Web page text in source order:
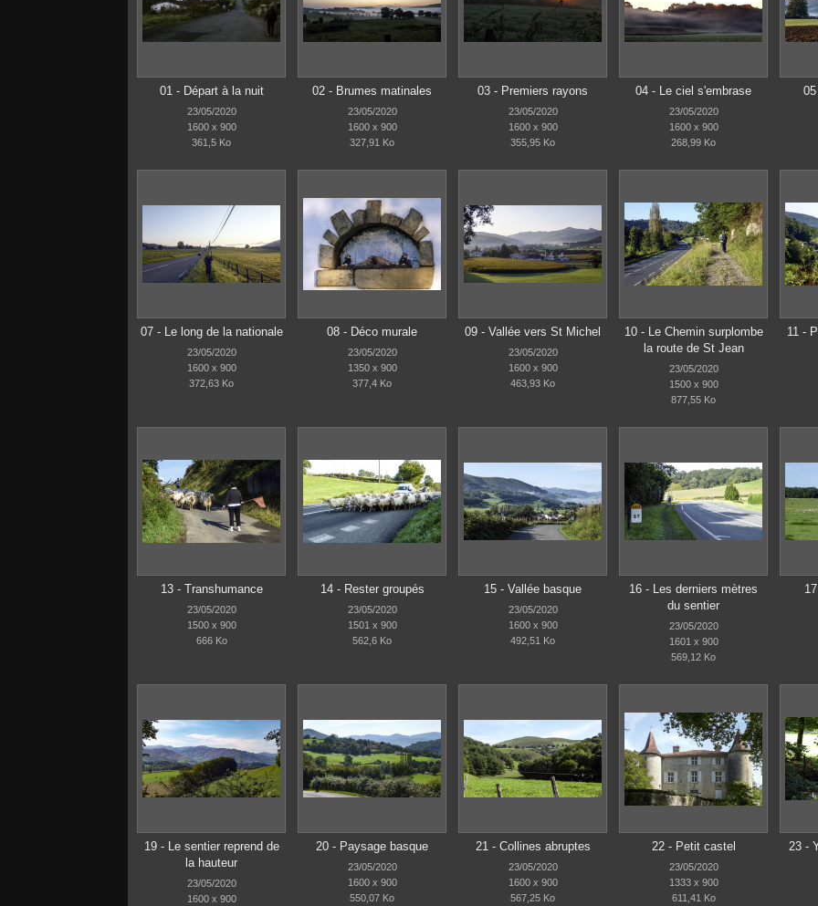
01 - Départ à la nuit
23/05/2020
1600 x 900
361,5 Ko
02 - Brumes matinales
23/05/2020
1600 x 900
327,91 Ko
03 - Premiers rayons
23/05/2020
1600 x 900
355,95 Ko
04 - Le ciel s'embrase
23/05/2020
1600 x 900
268,99 Ko
07 - Le long de la nationale
23/05/2020
1600 x 900
372,63 Ko
08 - Déco murale
23/05/2020
1350 x 900
377,4 Ko
09 - Vallée vers St Michel
23/05/2020
1600 x 900
463,93 Ko
10 - Le Chemin surplombe
la route de St Jean
23/05/2020
1500 x 900
877,55 Ko
11 -
13 - Transhumance
23/05/2020
1500 x 900
666 Ko
14 - Rester groupés
23/05/2020
1501 x 900
562,6 Ko
15 - Vallée basque
23/05/2020
1600 x 900
492,51 Ko
16 - Les derniers mètres
du sentier
23/05/2020
1601 x 900
569,12 Ko
19 - Le sentier reprend de
la hauteur
23/05/2020
1600 x 900
20 - Paysage basque
23/05/2020
1600 x 900
550,07 Ko
21 - Collines abruptes
23/05/2020
1600 x 900
567,25 Ko
22 - Petit castel
23/05/2020
1333 x 900
611,41 Ko
23 -